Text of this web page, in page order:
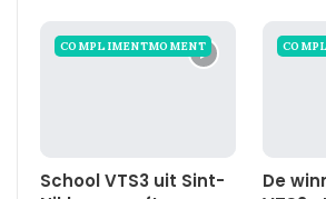
COMPLIMENTMOMENT
School VTS3 uit Sint-
De